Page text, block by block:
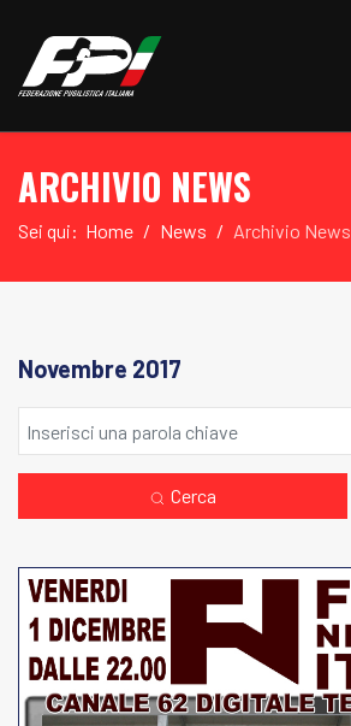
ARCHIVIO NEWS
Sei qui: Home News Archivio News
Novembre 2017
Cerca